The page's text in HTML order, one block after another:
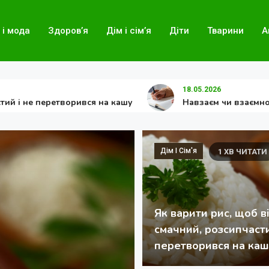
мода Здоров’я Дім і сім’я Діти Тварини
на кашу
18.05.2026
Навзаєм чи взаємно: як
Корисне 1 ХВ ЧИТАТИ
Дім І Сім'я 1 ХВ ЧИТАТИ
Як варити рис, щоб
смачний,
перетворився на